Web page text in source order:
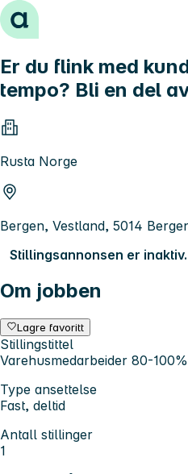
Hopp til innhold
Er du flink med
tempo? Bli en del
Rusta Norge
Bergen, Vestland, 5014
Stillingsannonsen er inaktiv.
Om jobben
Lagre favoritt
Stillingstittel
Varehusmedarbeider 80-100%
Type ansettelse
Fast, deltid
Antall stillinger
1